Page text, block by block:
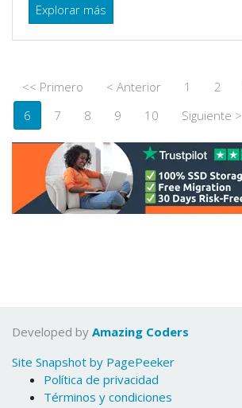
Explorar más
<< Primero < Anterior 1 2
6
7 8 9 10 Siguiente >
Developed by Amazing Coders
Site Snapshot by PagePeeker
Política de privacidad
Términos y condiciones